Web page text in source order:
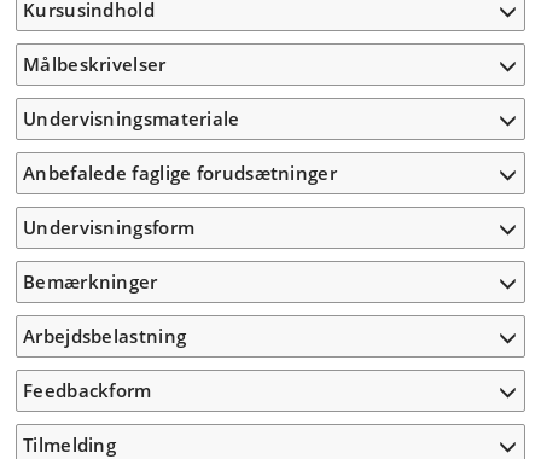
Kursusindhold
Målbeskrivelser
Undervisningsmateriale
Anbefalede faglige forudsætninger
Undervisningsform
Bemærkninger
Arbejdsbelastning
Feedbackform
Tilmelding